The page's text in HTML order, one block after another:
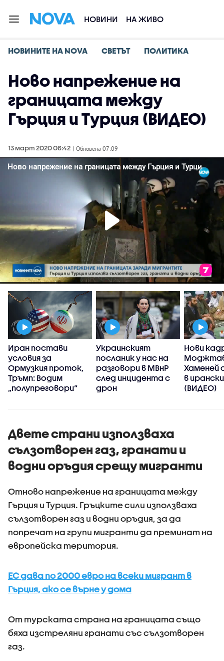
НОВИНИ НА ЖИВО
НОВИНИТЕ НА NOVA СВЕТЪТ ПОЛИТИКА
Ново напрежение на
границата между
Гърция и Турция (ВИДЕО)
13 март 2020 06:42 | Обновена 07:09
Иран постави
условия за
Ормузкия проток,
Тръмп: Водим
„полупреговори“
Украинският
посланик у нас на
разговори в МВнР
след инцидента с
дрон
Нови
Хаменей
в
(ВИДЕО)
Двете страни използваха
сълзотворен газ, гранати и
водни оръдия срещу мигранти
Отново напрежение на границата между
Гърция и Турция. Гръцките сили използваха
сълзотворен газ и водни оръдия, за да
попречат на групи мигранти да преминат на
европейска територия.
ЕС дава по 2000 евро на всеки мигрант в
Гърция, ако се върне у дома
От турската страна на границата също
бяха изстреляни гранати със сълзотворен
газ.